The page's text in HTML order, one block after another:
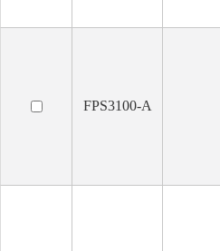
FPS3100-A